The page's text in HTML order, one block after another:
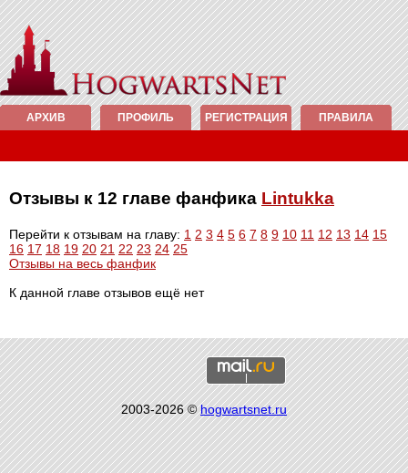
АРХИВ ПРОФИЛЬ РЕГИСТРАЦИЯ ПРАВИЛА
Отзывы к 12 главе фанфика Lintukka
Перейти к отзывам на главу: 1 2 3 4 5 6 7 8 9 10 11 12 13 14 15
16 17 18 19 20 21 22 23 24 25
Отзывы на весь фанфик
К данной главе отзывов ещё нет
2003-2026 ©hogwartsnet.ru